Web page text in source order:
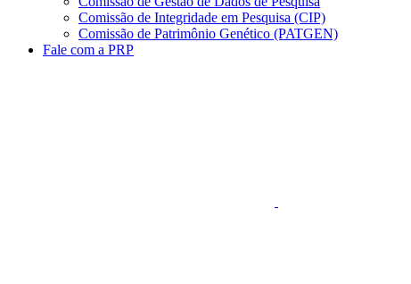
Comissão de Integridade em Pesquisa (CIP)
Comissão de Patrimônio Genético (PATGEN)
Fale com a PRP